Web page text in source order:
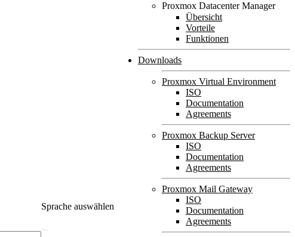
Sprache auswählen
Proxmox Datacenter Manager
Übersicht
Vorteile
Funktionen
Downloads
Proxmox Virtual Environment
ISO
Documentation
Agreements
Proxmox Backup Server
ISO
Documentation
Agreements
Proxmox Mail Gateway
ISO
Documentation
Agreements